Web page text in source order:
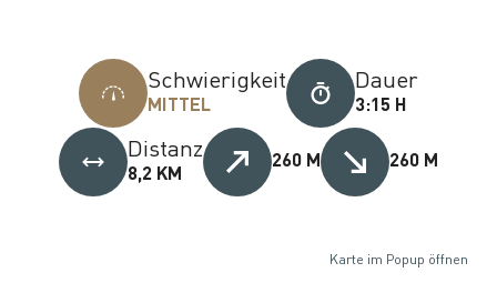
Schwierigkeit
MITTEL
Dauer
3:15 H
Distanz
8,2 KM
260 M 260 M
Karte im Popup öffnen